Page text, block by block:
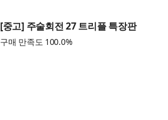
[중고] 주술회전 27 트리플 특장판
구매 만족도 100.0%